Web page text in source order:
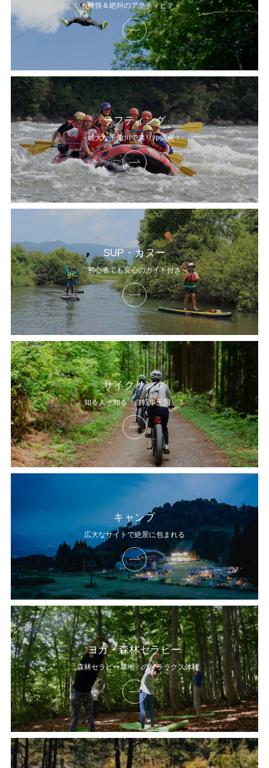
爽快＆絶叫のアクティビティ
ラフティング
雄大な千曲川でスリル満点！
SUP・カヌー
初心者でも安心のガイド付き
サイクリング
知る人ぞ知る「自転車天国」！
キャンプ
広大なサイトで絶景に包まれる
ヨガ・森林セラピー
「森林セラピー基地」のリラックス体験